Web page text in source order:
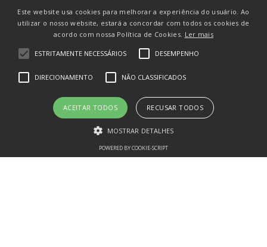
Siga-nos nas Redes
Este website usa cookies para melhorar a experiência do usuário. Ao
utilizar o nosso website, estará a concordar com todos os cookies de
acordo com nossa Política de Cookies. Ler mais
ESTRITAMENTE NECESSÁRIOS DESEMPENHO
DIRECIONAMENTO NÃO CLASSIFICADOS
ACEITAR TODOS RECUSAR TODOS
MOSTRAR DETALHES
POWERED BY COOKIE-SCRIPT